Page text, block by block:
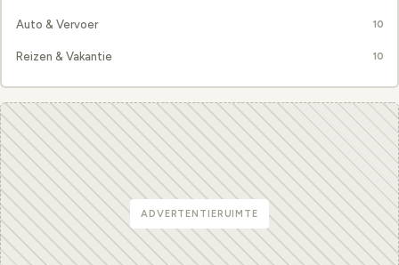
Auto & Vervoer 10
Reizen & Vakantie 10
ADVERTENTIERUIMTE